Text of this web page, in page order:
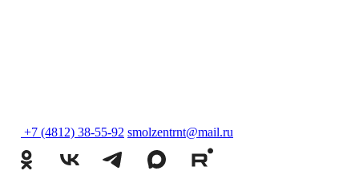
+7 (4812) 38-55-92 smolzentrnt@mail.ru